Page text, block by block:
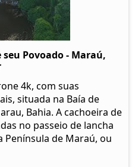
seu Povoado - Maraú,
4k, com suas
situada na Baía de
Bahia. A cachoeira de
no passeio de lancha
Península de Maraú, ou